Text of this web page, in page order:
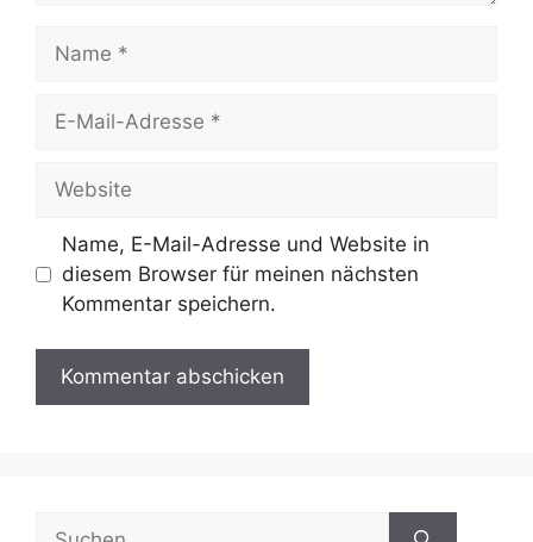
Mail-
Name, E-Mail-Adresse und Website in
diesem Browser für meinen nächsten
Kommentar speichern.
Suche